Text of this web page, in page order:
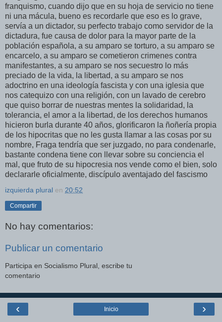
franquismo, cuando dijo que en su hoja de servicio no tiene
ni una mácula, bueno es recordarle que eso es lo grave,
servía a un dictador, su perfecto trabajo como servidor de la
dictadura, fue causa de dolor para la mayor parte de la
población española, a su amparo se torturo, a su amparo se
encarcelo, a su amparo se cometieron crimenes contra
manifestantes, a su amparo se nos secuestro lo más
preciado de la vida, la libertad, a su amparo se nos
adoctrino en una ideología fascista y con una iglesia que
nos catequizo con una religión, con un lavado de cerebro
que quiso borrar de nuestras mentes la solidaridad, la
tolerancia, el amor a la libertad, de los derechos humanos
hicieron burla durante 40 años, glorificaron la ñoñería propia
de los hipocritas que no les gusta llamar a las cosas por su
nombre, Fraga tendría que ser juzgado, no para condenarle,
bastante condena tiene con llevar sobre su conciencia el
mal, que fruto de su hipocresia nos vende como el bien, solo
declararle oficialmente, discípulo aventajado del fascismo
izquierda plural en 20:52
Compartir
No hay comentarios:
Publicar un comentario
Participa en Socialismo Plural, escribe tu
comentario
‹ ›
Inicio